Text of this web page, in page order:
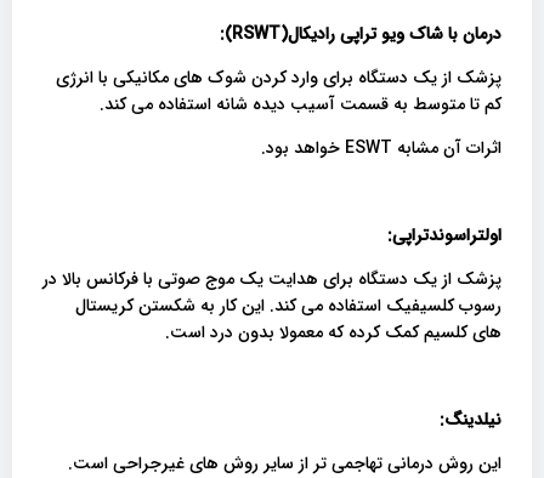
درمان با شاک ویو تراپی رادیکال(RSWT):
پزشک از یک دستگاه برای وارد کردن شوک های مکانیکی با انرژی
کم تا متوسط ​​به قسمت آسیب دیده شانه استفاده می کند.
اثرات آن مشابه ESWT خواهد بود.
اولتراسوندتراپی:
پزشک از یک دستگاه برای هدایت یک موج صوتی با فرکانس بالا در
رسوب کلسیفیک استفاده می کند. این کار به شکستن کریستال
های کلسیم کمک کرده که معمولا بدون درد است.
نیلدینگ:
این روش درمانی تهاجمی تر از سایر روش های غیرجراحی است.